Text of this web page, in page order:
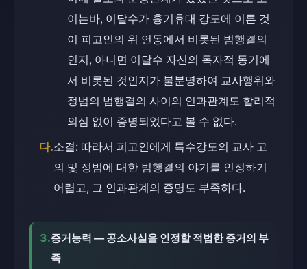
이는바, 이달수가 흉기휴대 강도에 이른 것
이 피고인의 위 언동에서 비롯된 범행결의
인지, 아니면 이달수 자신의 독자적 동기에
서 비롯된 것인지가 불분명하여 교사행위와
정범의 범행결의 사이의 인과관계도 합리적
의심 없이 증명되었다고 볼 수 없다.
다.소결: 따라서 피고인에게 특수강도의 교사 고
의 및 정범에 대한 범행결의 야기를 인정하기
어렵고, 그 인과관계의 증명도 부족하다.
3.증거능력 — 공소사실을 인정할 적법한 증거의 부
족